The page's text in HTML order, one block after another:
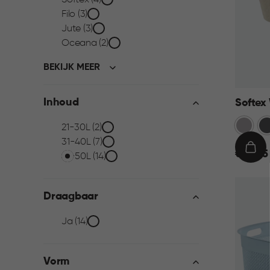
Collectie
filter
Filo (3)
Jute (3)
Oceana (2)
BEKIJK MEER
Inhoud
Inhoud
filter
21-30L (2)
31-40L (7)
41-50L (14)
Draagbaar
Draagbaar
filter
Ja (14)
Vorm
Softex
Taupe
€€ 15,95
IN